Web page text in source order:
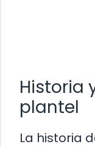
Historia
plantel
La historia